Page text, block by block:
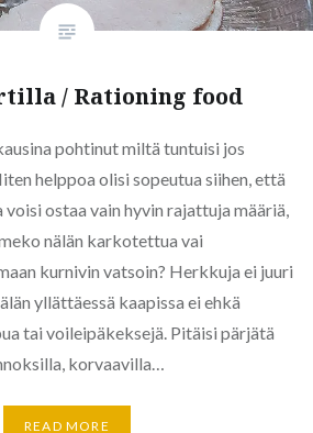
/ Rationing food
pohtinut miltä tuntuisi jos
helppoa olisi sopeutua siihen, että
ostaa vain hyvin rajattuja määriä,
nälän karkotettua vai
kurnivin vatsoin? Herkkuja ei juuri
yllättäessä kaapissa ei ehkä
tai voileipäkeksejä. Pitäisi pärjätä
korvaavilla…
READ MORE